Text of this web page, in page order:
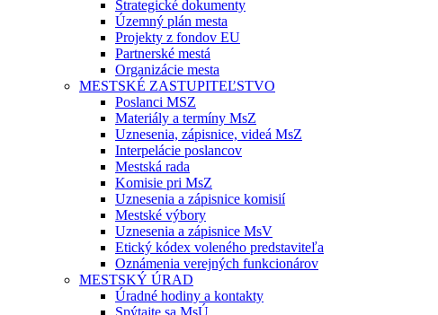
Strategické dokumenty
Územný plán mesta
Projekty z fondov EU
Partnerské mestá
Organizácie mesta
MESTSKÉ ZASTUPITEĽSTVO
Poslanci MSZ
Materiály a termíny MsZ
Uznesenia, zápisnice, videá MsZ
Interpelácie poslancov
Mestská rada
Komisie pri MsZ
Uznesenia a zápisnice komisií
Mestské výbory
Uznesenia a zápisnice MsV
Etický kódex voleného predstaviteľa
Oznámenia verejných funkcionárov
MESTSKÝ ÚRAD
Úradné hodiny a kontakty